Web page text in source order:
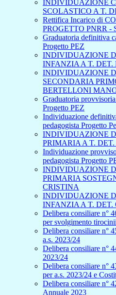
INDIVIDUAZIONE
SCOLASTICO A T.
Rettifica Incarico di
PROGETTO PNRR -
Graduatoria definitiva
Progetto PEZ
INDIVIDUAZIONE
INFANZIA A T.
INDIVIDUAZIONE
SECONDARIA
BERTELLONI
Graduatoria
Progetto PEZ
Individuazione
pedagogista Progetto
INDIVIDUAZIONE
PRIMARIA A T.
Individuazione
pedagogista Progetto
INDIVIDUAZIONE
PRIMARIA
CRISTINA
INDIVIDUAZIONE
INFANZIA A T.
Delibera consiliare n°
per svolgimento tirocinii
Delibera consiliare n°
a.s. 2023/24
Delibera consiliare n°
2023/24
Delibera consiliare n°
per a.s. 2023/24 e
Delibera consiliare n°
Annuale 2023